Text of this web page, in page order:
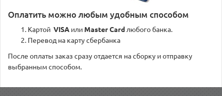
Оплатить можно любым удобным способом
Картой VISA или Master Card любого банка.
Перевод на карту сбербанка
После оплаты заказ сразу отдается на сборку и отправку
выбранным способом.